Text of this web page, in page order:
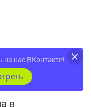
интересным в
в
нас ВКонтакте!